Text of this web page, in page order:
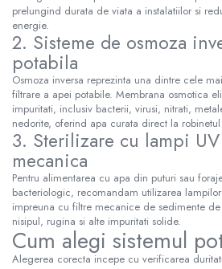
prelungind durata de viata a instalatiilor si
energie.
2. Sisteme de osmoza
potabila
Osmoza inversa reprezinta una dintre cele
filtrare a apei potabile. Membrana osmotica
impuritati, inclusiv bacterii, virusi, nitrati,
nedorite, oferind apa curata direct la
3. Sterilizare cu lampi
mecanica
Pentru alimentarea cu apa din puturi sau
bacteriologic, recomandam utilizarea
impreuna cu filtre mecanice de sedimente
nisipul, rugina si alte impuritati solide.
Cum alegi sistemul
Alegerea corecta incepe cu verificarea